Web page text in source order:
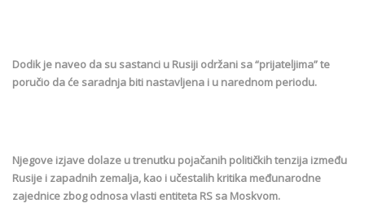
Dodik je naveo da su sastanci u Rusiji održani sa “prijateljima” te
poručio da će saradnja biti nastavljena i u narednom periodu.
Njegove izjave dolaze u trenutku pojačanih političkih tenzija između
Rusije i zapadnih zemalja, kao i učestalih kritika međunarodne
zajednice zbog odnosa vlasti entiteta RS sa Moskvom.